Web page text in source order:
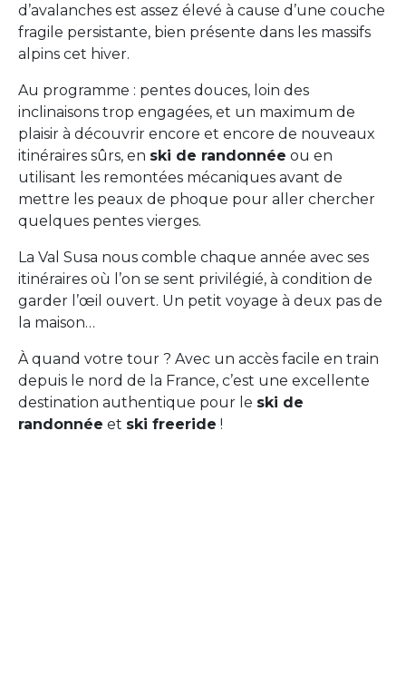
d’avalanches est assez élevé à cause d’une couche
fragile persistante, bien présente dans les massifs
alpins cet hiver.
Au programme : pentes douces, loin des
inclinaisons trop engagées, et un maximum de
plaisir à découvrir encore et encore de nouveaux
itinéraires sûrs, en ski de randonnée ou en
utilisant les remontées mécaniques avant de
mettre les peaux de phoque pour aller chercher
quelques pentes vierges.
La Val Susa nous comble chaque année avec ses
itinéraires où l’on se sent privilégié, à condition de
garder l’œil ouvert. Un petit voyage à deux pas de
la maison…
À quand votre tour ? Avec un accès facile en train
depuis le nord de la France, c’est une excellente
destination authentique pour le ski de
randonnée et ski freeride !